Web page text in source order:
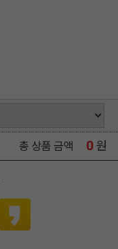
총 상품 금액 0 원